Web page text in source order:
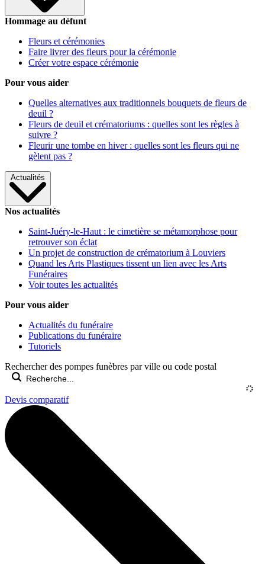
Hommage au défunt
Fleurs et cérémonies
Faire livrer des fleurs pour la cérémonie
Créer votre espace cérémonie
Pour vous aider
Quelles alternatives aux traditionnels bouquets de fleurs de
deuil ?
Fleurs de deuil et crématoriums : quelles sont les règles à
suivre ?
Fleurir une tombe en hiver : quelles sont les fleurs qui ne
gèlent pas ?
Actualités
Nos actualités
Saint-Juéry-le-Haut : le cimetière se métamorphose pour
retrouver son éclat
Un projet de construction de crématorium à Louviers
Quand les Arts Plastiques tissent un lien avec les Arts
Funéraires
Voir toutes les actualités
Pour vous aider
Actualités du funéraire
Publications du funéraire
Tutoriels
Rechercher des pompes funèbres par ville ou code postal
Devis comparatif